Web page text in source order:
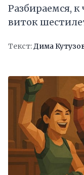
Разбираемся,
виток
Текст:Дима